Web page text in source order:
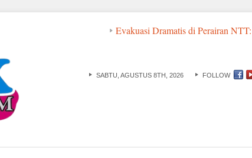
Evakuasi Dramatis di Perairan NTT: ABK dan
SABTU, AGUSTUS 8TH, 2026 FOLLOW